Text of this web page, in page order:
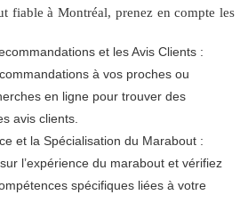
fiable à Montréal, prenez en compte les
et les Avis Clients :
à vos proches ou
en ligne pour trouver des
avis clients.
et la Spécialisation du Marabout :
l’expérience du marabout et vérifiez
spécifiques liées à votre